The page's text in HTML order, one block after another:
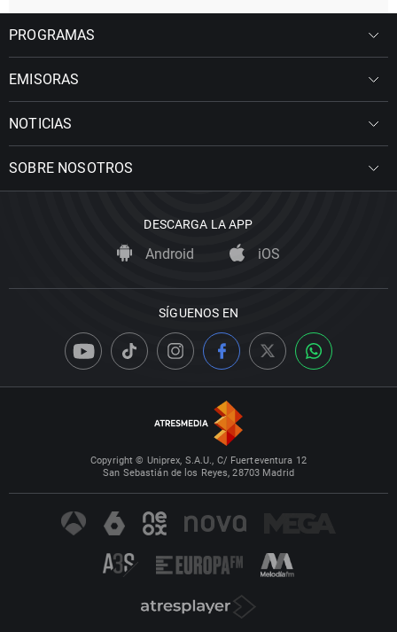
PROGRAMAS
EMISORAS
NOTICIAS
SOBRE NOSOTROS
DESCARGA LA APP
Android iOS
SÍGUENOS EN
Copyright © Uniprex, S.A.U., C/ Fuerteventura 12
San Sebastián de los Reyes, 28703 Madrid